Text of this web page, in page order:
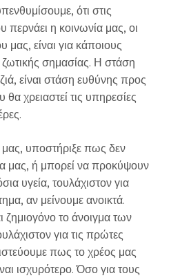
ότι στις
περνάει η κοινωνία μας, οι
μας, είναι για κάποιους
σημασίας. Η στάση
είναι στάση ευθύνης προς
χρειαστεί τις υπηρεσίες
υποστήριξε πως δεν
μας, ή μπορεί να προκύψουν
υγεία, τουλάχιστον για
αν μείνουμε ανοικτά.
ζημιογόνο το άνοιγμα των
για τις πρώτες
πως το χρέος μας
ισχυρότερο. Όσο για τους